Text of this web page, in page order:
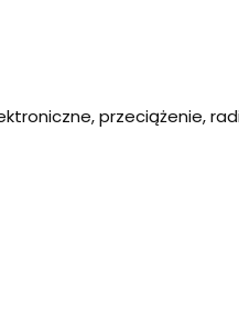
przeciążenie,